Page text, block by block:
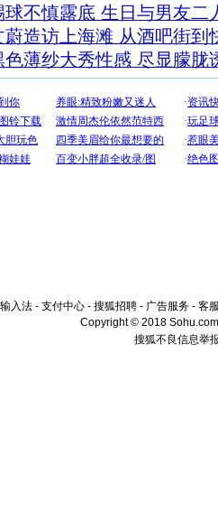
球不慎露底 生日与男友二
蔚造访上海滩 从酒吧街到
色薄纱大秀性感 尽显朦胧
入法 - 支付中心 - 搜狐招聘 - 广告服务 - 客
Copyright © 2018
搜狐不良信息举